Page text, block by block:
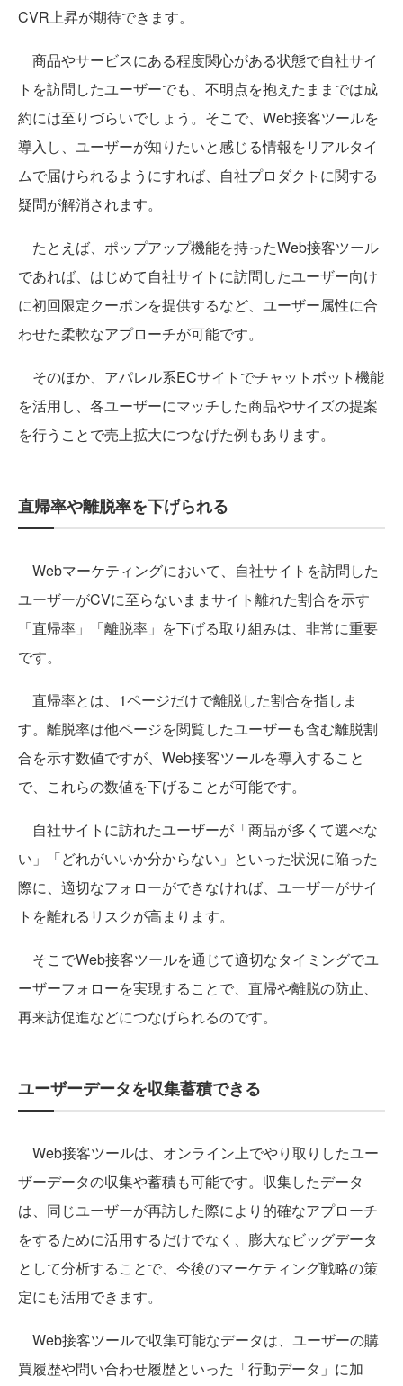
CVR上昇が期待できます。
商品やサービスにある程度関心がある状態で自社サイ
トを訪問したユーザーでも、不明点を抱えたままでは成
約には至りづらいでしょう。そこで、Web接客ツールを
導入し、ユーザーが知りたいと感じる情報をリアルタイ
ムで届けられるようにすれば、自社プロダクトに関する
疑問が解消されます。
たとえば、ポップアップ機能を持ったWeb接客ツール
であれば、はじめて自社サイトに訪問したユーザー向け
に初回限定クーポンを提供するなど、ユーザー属性に合
わせた柔軟なアプローチが可能です。
そのほか、アパレル系ECサイトでチャットボット機能
を活用し、各ユーザーにマッチした商品やサイズの提案
を行うことで売上拡大につなげた例もあります。
直帰率や離脱率を下げられる
Webマーケティングにおいて、自社サイトを訪問した
ユーザーがCVに至らないままサイト離れた割合を示す
「直帰率」「離脱率」を下げる取り組みは、非常に重要
です。
直帰率とは、1ページだけで離脱した割合を指しま
す。離脱率は他ページを閲覧したユーザーも含む離脱割
合を示す数値ですが、Web接客ツールを導入すること
で、これらの数値を下げることが可能です。
自社サイトに訪れたユーザーが「商品が多くて選べな
い」「どれがいいか分からない」といった状況に陥った
際に、適切なフォローができなければ、ユーザーがサイ
トを離れるリスクが高まります。
そこでWeb接客ツールを通じて適切なタイミングでユ
ーザーフォローを実現することで、直帰や離脱の防止、
再来訪促進などにつなげられるのです。
ユーザーデータを収集蓄積できる
Web接客ツールは、オンライン上でやり取りしたユー
ザーデータの収集や蓄積も可能です。収集したデータ
は、同じユーザーが再訪した際により的確なアプローチ
をするために活用するだけでなく、膨大なビッグデータ
として分析することで、今後のマーケティング戦略の策
定にも活用できます。
Web接客ツールで収集可能なデータは、ユーザーの購
買履歴や問い合わせ履歴といった「行動データ」に加